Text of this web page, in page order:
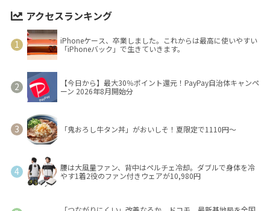
アクセスランキング
iPhoneケース、卒業しました。これからは最高に使いやすい
「iPhoneバック」で生きていきます。
【今日から】最大30％ポイント還元！PayPay自治体キャンペ
ーン 2026年8月開始分
「鬼おろし牛タン丼」がおいしそ！夏限定で1110円～
腰は大風量ファン、背中はペルチェ冷却。ダブルで身体を冷
やす1着2役のファン付きウェアが10,980円